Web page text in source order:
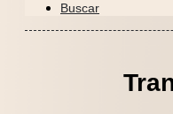
Buscar